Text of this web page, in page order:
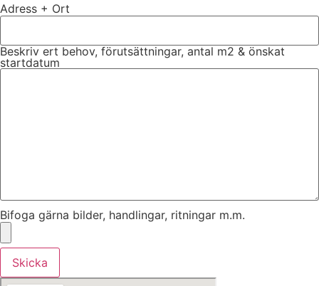
Adress + Ort
Beskriv ert behov, förutsättningar, antal m2 & önskat
startdatum
Bifoga gärna bilder, handlingar, ritningar m.m.
Skicka